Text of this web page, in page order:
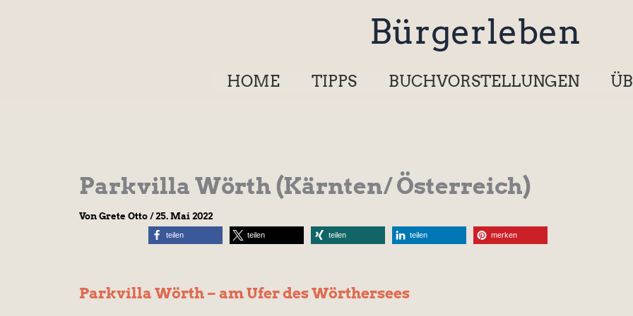
Bürgerleben
HOME TIPPS BUCHVORSTELLUNGEN
Parkvilla Wörth (Kärnten/ Österreich)
Von Grete Otto /25. Mai 2022
teilen teilen teilen teilen merken
Parkvilla Wörth – am Ufer des Wörthersees